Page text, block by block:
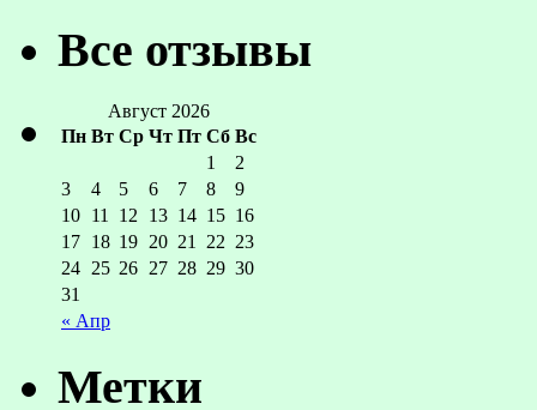
Все отзывы
Август 2026
Пн Вт Ср Чт Пт Сб Вс
« Апр
1
2
3
4 5 6 7 8
9
10 11 12 13 14 15 16
17 18 19 20 21 22 23
24 25 26 27 28 29 30
31
Метки